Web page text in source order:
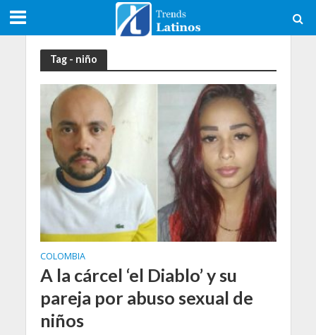
Tag - niño
COLOMBIA
A la cárcel ‘el Diablo’ y su
pareja por abuso sexual de
niños